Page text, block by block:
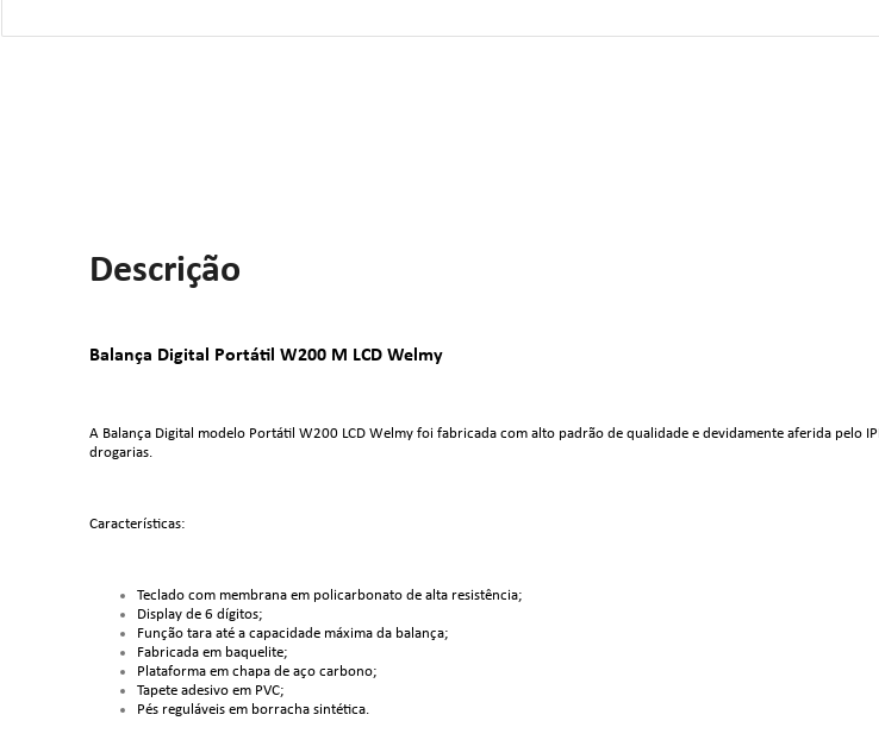
Descrição
Balança Digital Portátil W200 M LCD Welmy
A Balança Digital modelo Portátil W200 LCD Welmy foi fabricada com alto padrão de qualidade e devidamente aferida pelo
drogarias.
Características:
Teclado com membrana em policarbonato de alta resistência;
Display de 6 dígitos;
Função tara até a capacidade máxima da balança;
Fabricada em baquelite;
Plataforma em chapa de aço carbono;
Tapete adesivo em PVC;
Pés reguláveis em borracha sintética.